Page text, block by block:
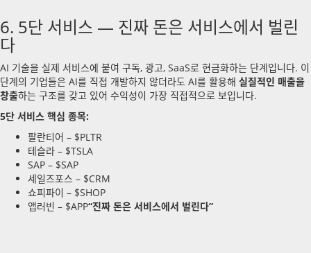
6. 5단 서비스 — 진짜 돈은 서비스에서 벌린
다
AI 기술을 실제 서비스에 붙여 구독, 광고, SaaS로 현금화하는 단계입니다. 이
단계의 기업들은 AI를 직접 개발하지 않더라도 AI를 활용해 실질적인 매출을
창출하는 구조를 갖고 있어 수익성이 가장 직접적으로 보입니다.
5단 서비스 핵심 종목:
팔란티어 – $PLTR
테슬라 – $TSLA
SAP – $SAP
세일즈포스 – $CRM
쇼피파이 – $SHOP
앱러빈 – $APP“진짜 돈은 서비스에서 벌린다”